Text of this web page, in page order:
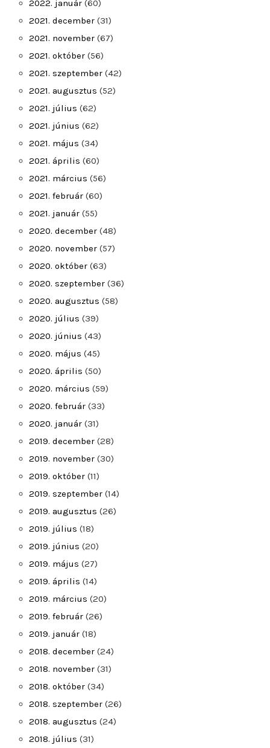
2022. január (60)
2021. december (31)
2021. november (67)
2021. október (56)
2021. szeptember (42)
2021. augusztus (52)
2021. július (62)
2021. június (62)
2021. május (34)
2021. április (60)
2021. március (56)
2021. február (60)
2021. január (55)
2020. december (48)
2020. november (57)
2020. október (63)
2020. szeptember (36)
2020. augusztus (58)
2020. július (39)
2020. június (43)
2020. május (45)
2020. április (50)
2020. március (59)
2020. február (33)
2020. január (31)
2019. december (28)
2019. november (30)
2019. október (11)
2019. szeptember (14)
2019. augusztus (26)
2019. július (18)
2019. június (20)
2019. május (27)
2019. április (14)
2019. március (20)
2019. február (26)
2019. január (18)
2018. december (24)
2018. november (31)
2018. október (34)
2018. szeptember (26)
2018. augusztus (24)
2018. július (31)